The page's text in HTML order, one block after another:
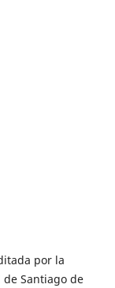
por la
Santiago de